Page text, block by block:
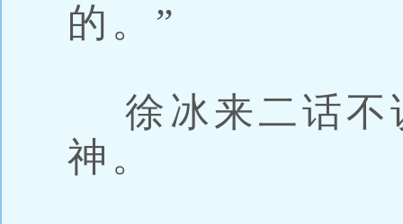
的。”
徐冰来二话不
神。